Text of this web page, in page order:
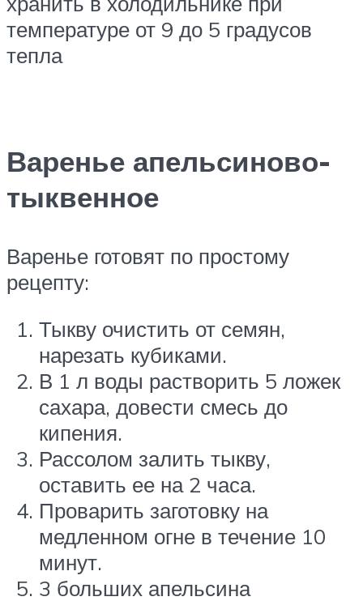
температуре от 9 до 5 градусов
тепла
Варенье апельсиново-
тыквенное
Варенье готовят по простому
рецепту:
Тыкву очистить от семян,
нарезать кубиками.
В 1 л воды растворить 5 ложек
сахара, довести смесь до
кипения.
Рассолом залить тыкву,
оставить ее на 2 часа.
Проварить заготовку на
медленном огне в течение 10
минут.
3 больших апельсина